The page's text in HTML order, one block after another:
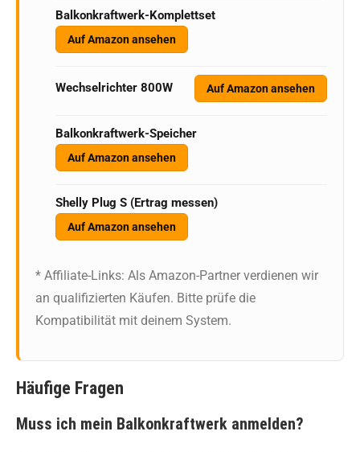
Balkonkraftwerk-Komplettset
Auf Amazon ansehen
Wechselrichter 800W Auf Amazon ansehen
Balkonkraftwerk-Speicher
Auf Amazon ansehen
Shelly Plug S (Ertrag messen)
Auf Amazon ansehen
* Affiliate-Links: Als Amazon-Partner verdienen wir
an qualifizierten Käufen. Bitte prüfe die
Kompatibilität mit deinem System.
Häufige Fragen
Muss ich mein Balkonkraftwerk anmelden?